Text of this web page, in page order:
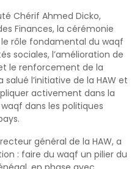
Chérif Ahmed Dicko,
Finances, la cérémonie
rôle fondamental du waqf
sociales, l’amélioration de
le renforcement de la
l’initiative de la HAW et
activement dans la
dans les politiques
général de la HAW, a
: faire du waqf un pilier du